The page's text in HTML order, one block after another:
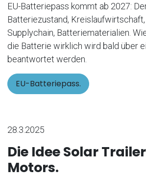
EU-Batteriepass kommt ab 2027:
Batteriezustand, Kreislaufwirtschaft,
Supplychain, Batteriematerialien.
die Batterie wirklich wird bald über
beantwortet werden.
EU-Batteriepass.
28.3.2025
Die Idee Solar
Motors.